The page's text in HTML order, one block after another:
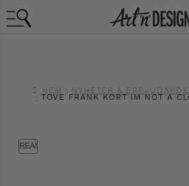
HEM NYHETER &
TOVE FRANK KORT IM NOT A
REA!